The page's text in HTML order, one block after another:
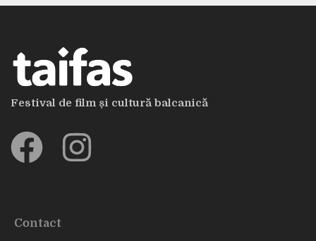
Festival de film și cultură balcanică
Contact